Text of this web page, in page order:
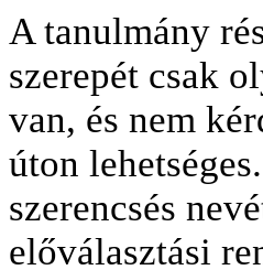
A tanulmány
szerepét csak
van, és nem
úton
szerencsés
előválasztási